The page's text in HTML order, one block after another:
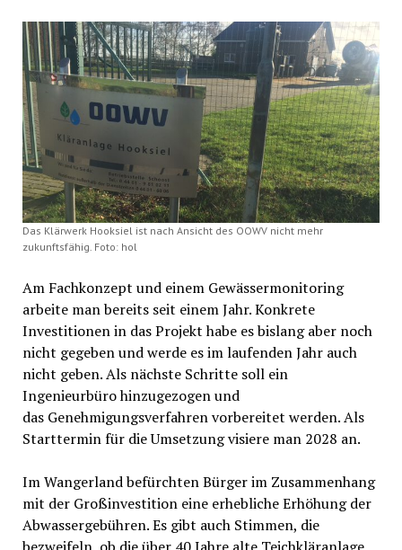
Das Klärwerk Hooksiel ist nach Ansicht des OOWV nicht mehr
zukunftsfähig. Foto: hol
Am Fachkonzept und einem Gewässermonitoring
arbeite man bereits seit einem Jahr. Konkrete
Investitionen in das Projekt habe es bislang aber noch
nicht gegeben und werde es im laufenden Jahr auch
nicht geben. Als nächste Schritte soll ein
Ingenieurbüro hinzugezogen und
das Genehmigungsverfahren vorbereitet werden. Als
Starttermin für die Umsetzung visiere man 2028 an.
Im Wangerland befürchten Bürger im Zusammenhang
mit der Großinvestition eine erhebliche Erhöhung der
Abwassergebühren. Es gibt auch Stimmen, die